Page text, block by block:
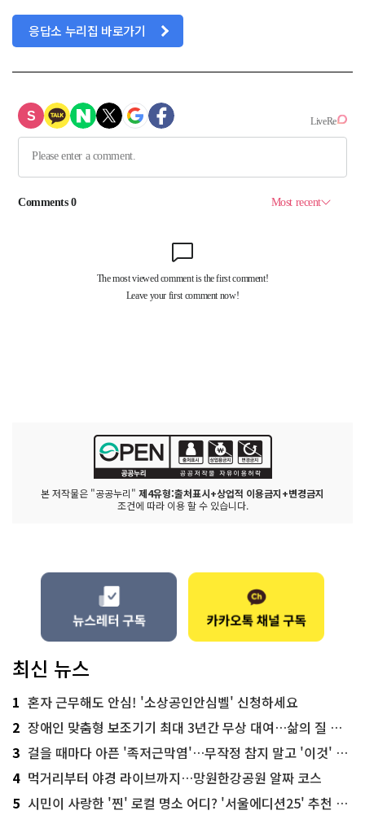
응답소 누리집 바로가기
본 저작물은 "공공누리" 제4유형:출처표시+상업적 이용금지+변경금지
조건에 따라 이용 할 수 있습니다.
최신 뉴스
1 혼자 근무해도 안심! '소상공인안심벨' 신청하세요
2 장애인 맞춤형 보조기기 최대 3년간 무상 대여…삶의 질 높인다
3 걸을 때마다 아픈 '족저근막염'…무작정 참지 말고 '이것' 해보세요!
4 먹거리부터 야경 라이브까지…망원한강공원 알짜 코스
5 시민이 사랑한 '찐' 로컬 명소 어디? '서울에디션25' 추천 코스